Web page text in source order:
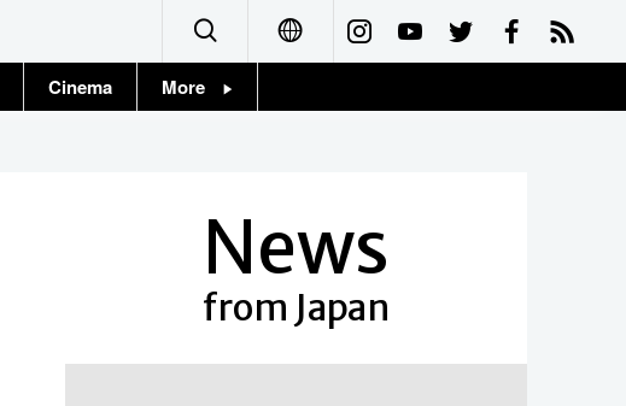
Français
Cinema More
News
from Japan